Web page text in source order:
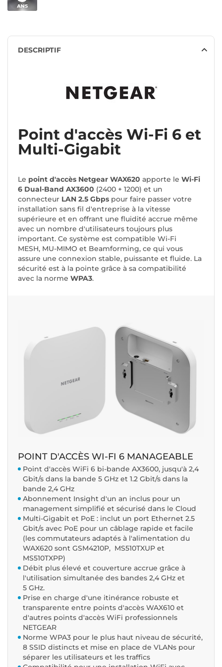
DESCRIPTIF
Point d'accès Wi-Fi 6 et
Multi-Gigabit
Le point d'accès Netgear WAX620 apporte le Wi-Fi
6 Dual-Band AX3600 (2400 + 1200) et un
connecteur LAN 2.5 Gbps pour faire passer votre
installation sans fil d'entreprise à la vitesse
supérieure et en offrant une fluidité accrue même
avec un nombre d'utilisateurs toujours plus
important. Ce système est compatible Wi-Fi
MESH, MU-MIMO et Beamforming, ce qui vous
assure une connexion stable, puissante et fluide. La
sécurité est à la pointe grâce à sa compatibilité
avec la norme WPA3.
POINT D'ACCÈS WI-FI 6 MANAGEABLE
Point d'accès WiFi 6 bi-bande AX3600, jusqu'à 2,4
Gbit/s dans la bande 5 GHz et 1.2 Gbit/s dans la
bande 2,4 GHz
Abonnement Insight d'un an inclus pour un
management simplifié et sécurisé dans le Cloud
Multi-Gigabit et PoE : inclut un port Ethernet 2.5
Gbit/s avec PoE pour un câblage rapide et facile
(les commutateurs adaptés à l'alimentation du
WAX620 sont GSM4210P, MS510TXUP et
MS510TXPP)
Débit plus élevé et couverture accrue grâce à
l'utilisation simultanée des bandes 2,4 GHz et
5 GHz.
Prise en charge d'une itinérance robuste et
transparente entre points d'accès WAX610 et
d'autres points d'accès WiFi professionnels
NETGEAR
Norme WPA3 pour le plus haut niveau de sécurité,
8 SSID distincts et mise en place de VLANs pour
séparer les utilisateurs et les traffics